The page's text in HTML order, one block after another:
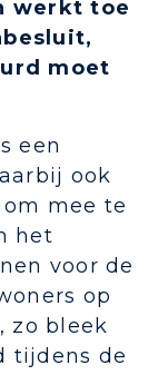
werkt toe
moet
een
ook
mee te
het
voor de
op
zo bleek
tijdens de